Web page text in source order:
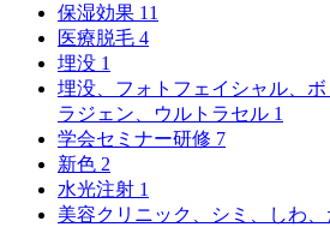
保湿効果 11
医療脱毛 4
埋没 1
埋没、フォトフェイシャル、
ラジェン、ウルトラセル 1
学会セミナー研修 7
新色 2
水光注射 1
美容クリニック、シミ、しわ、